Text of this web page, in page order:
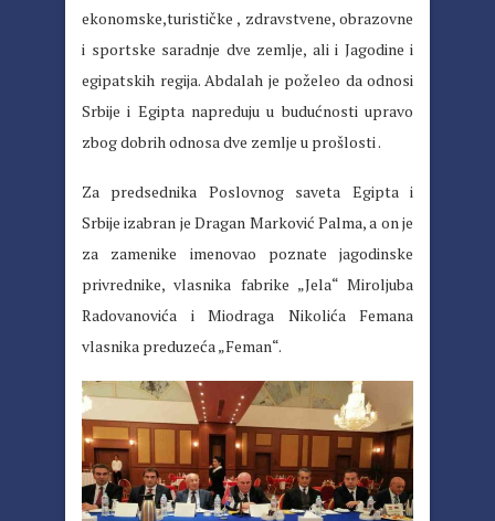
ekonomske,turističke , zdravstvene, obrazovne
i sportske saradnje dve zemlje, ali i Jagodine i
egipatskih regija. Abdalah je poželeo da odnosi
Srbije i Egipta napreduju u budućnosti upravo
zbog dobrih odnosa dve zemlje u prošlosti .
Za predsednika Poslovnog saveta Egipta i
Srbije izabran je Dragan Marković Palma, a on je
za zamenike imenovao poznate jagodinske
privrednike, vlasnika fabrike „Jela“ Miroljuba
Radovanovića i Miodraga Nikolića Femana
vlasnika preduzeća „Feman“.